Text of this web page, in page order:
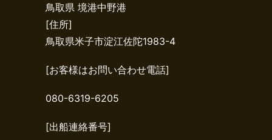
鳥取県 境港中野港
[住所]
鳥取県米子市淀江佐陀1983-4
[お客様はお問い合わせ電話]
080-6319-6205
[出船連絡番号]